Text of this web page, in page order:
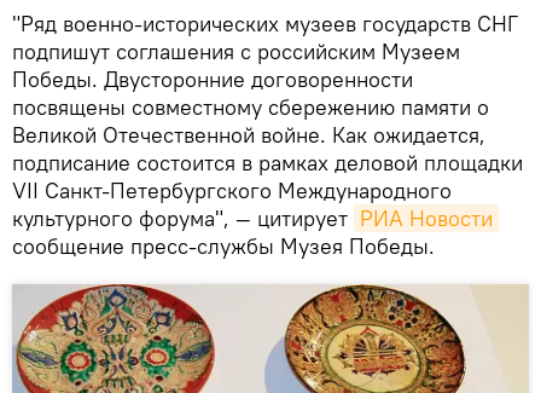
"Ряд военно-исторических музеев государств СНГ
подпишут соглашения с российским Музеем
Победы. Двусторонние договоренности
посвящены совместному сбережению памяти о
Великой Отечественной войне. Как ожидается,
подписание состоится в рамках деловой площадки
VII Санкт-Петербургского Международного
культурного форума", — цитирует РИА Новости
сообщение пресс-службы Музея Победы.